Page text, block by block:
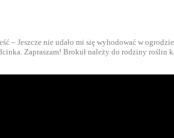
– Jeszcze nie udało mi się wyhodować w
Zapraszam! Brokuł należy do rodziny